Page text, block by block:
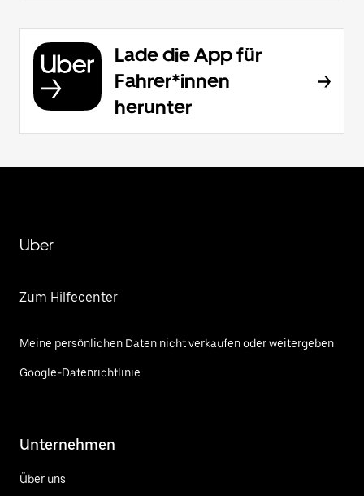
Lade die App für
Fahrer*innen
herunter
Uber
Zum Hilfecenter
Meine persönlichen Daten nicht verkaufen oder weitergeben
Google-Datenrichtlinie
Unternehmen
Über uns